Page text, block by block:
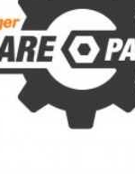
POŠALJI